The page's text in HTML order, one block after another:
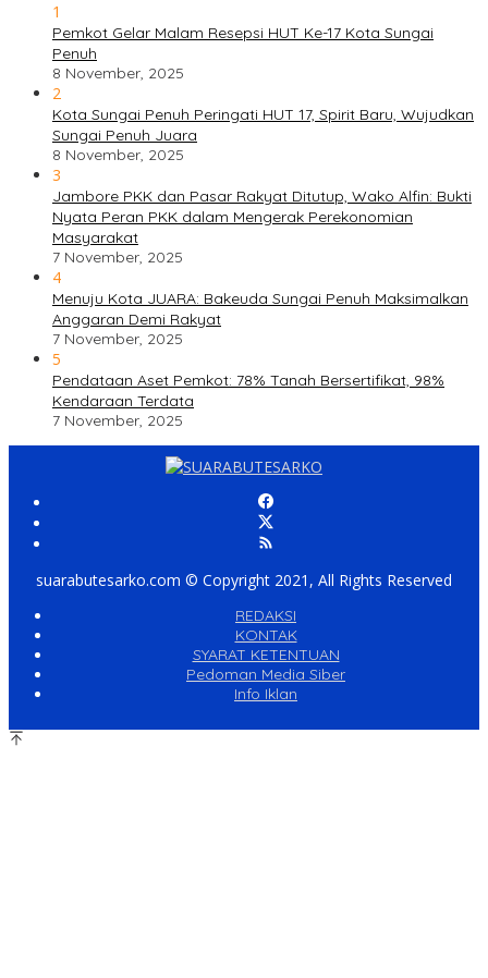
1
Pemkot Gelar Malam Resepsi HUT Ke-17 Kota Sungai
Penuh
8 November, 2025
2
Kota Sungai Penuh Peringati HUT 17, Spirit Baru, Wujudkan
Sungai Penuh Juara
8 November, 2025
3
Jambore PKK dan Pasar Rakyat Ditutup, Wako Alfin: Bukti
Nyata Peran PKK dalam Mengerak Perekonomian
Masyarakat
7 November, 2025
4
Menuju Kota JUARA: Bakeuda Sungai Penuh Maksimalkan
Anggaran Demi Rakyat
7 November, 2025
5
Pendataan Aset Pemkot: 78% Tanah Bersertifikat, 98%
Kendaraan Terdata
7 November, 2025
suarabutesarko.com © Copyright 2021, All Rights Reserved
REDAKSI
KONTAK
SYARAT KETENTUAN
Pedoman Media Siber
Info Iklan